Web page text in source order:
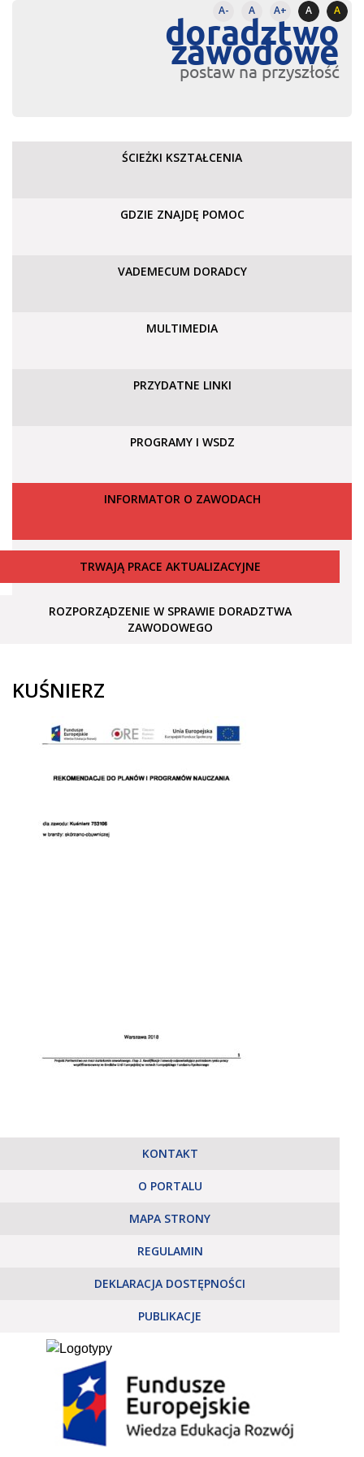
A- A A+ A A
doradztwo
zawodowe
postaw na przyszłość
ŚCIEŻKI KSZTAŁCENIA
GDZIE ZNAJDĘ POMOC
VADEMECUM DORADCY
MULTIMEDIA
PRZYDATNE LINKI
PROGRAMY I WSDZ
INFORMATOR O ZAWODACH
TRWAJĄ PRACE AKTUALIZACYJNE
ROZPORZĄDZENIE W SPRAWIE DORADZTWA
ZAWODOWEGO
KUŚNIERZ
KONTAKT
O PORTALU
MAPA STRONY
REGULAMIN
DEKLARACJA DOSTĘPNOŚCI
PUBLIKACJE